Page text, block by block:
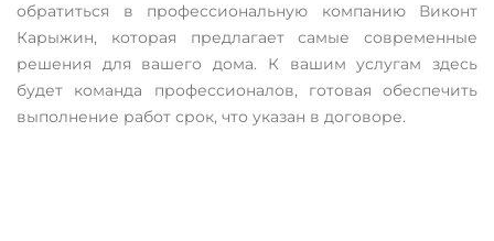
обратиться в профессиональную компанию Виконт
Карыжин, которая предлагает самые современные
решения для вашего дома. К вашим услугам здесь
будет команда профессионалов, готовая обеспечить
выполнение работ срок, что указан в договоре.